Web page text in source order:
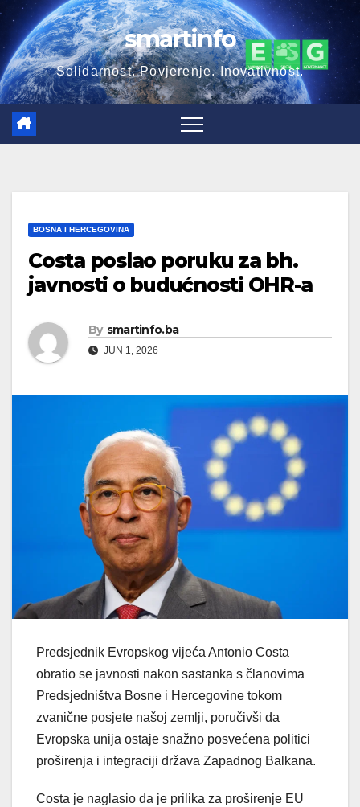
Skip
to
content
smartinfo
Solidarnost. Povjerenje. Inovativnost.
BOSNA I HERCEGOVINA
Costa poslao poruku za bh.
javnosti o budućnosti OHR-a
By smartinfo.ba
JUN 1, 2026
Predsjednik Evropskog vijeća Antonio Costa
obratio se javnosti nakon sastanka s članovima
Predsjedništva Bosne i Hercegovine tokom
zvanične posjete našoj zemlji, poručivši da
Evropska unija ostaje snažno posvećena politici
proširenja i integraciji država Zapadnog Balkana.
Costa je naglasio da je prilika za proširenje EU